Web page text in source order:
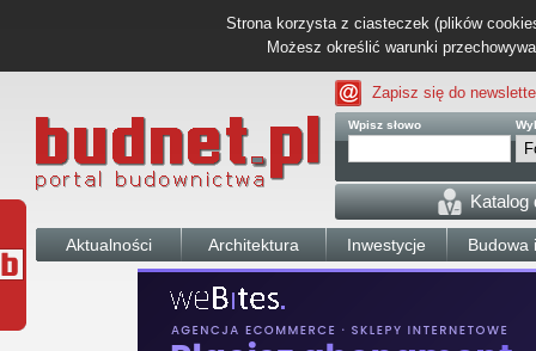
Strona korzysta z ciasteczek (plików
Możesz określić warunki
Zapisz się do
Wpisz słowo
Katalog
Aktualności Architektura Inwestycje Budowa